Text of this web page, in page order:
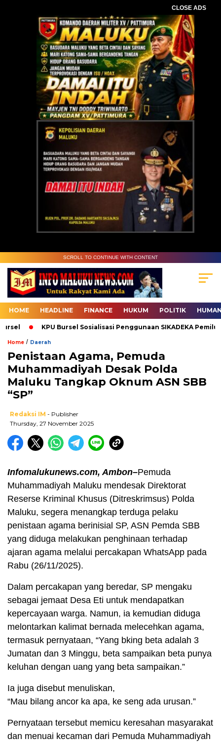
CLOSE ADS
SCROLL TO CONTINUE WITH CONTENT
HOME HEADLINE FINANCE HUKUM POLITIK
KPU Bursel Sosialisasi Penggunaan SIKADEKA Pemilu
Home / Daerah
Penistaan Agama, Pemuda
Muhammadiyah Desak Polda
Maluku Tangkap Oknum ASN SBB
“SP”
Redaksi IM - Publisher
Thursday, 27 November 2025
Infomalukunews.com, Ambon–Pemuda
Muhammadiyah Maluku mendesak Direktorat
Reserse Kriminal Khusus (Ditreskrimsus) Polda
Maluku, segera menangkap terduga pelaku
penistaan agama berinisial SP, ASN Pemda SBB
yang diduga melakukan penghinaan terhadap
ajaran agama melalui percakapan WhatsApp pada
Rabu (26/11/2025).
Dalam percakapan yang beredar, SP mengaku
sebagai jemaat Desa Eti untuk mendapatkan
kepercayaan warga. Namun, ia kemudian diduga
melontarkan kalimat bernada melecehkan agama,
termasuk pernyataan, “Yang bking beta adalah 3
Jumatan dan 3 Minggu, beta sampaikan beta punya
keluhan dengan uang yang beta sampaikan.”
Ia juga disebut menuliskan,
“Mau bilang ancor ka apa, ke seng ada urusan.”
Pernyataan tersebut memicu keresahan masyarakat
dan menuai kecaman dari Pemuda Muhammadiyah